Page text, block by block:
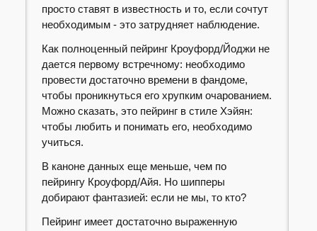
просто ставят в известность и то, если сочтут
необходимым - это затрудняет наблюдение.
Как полноценный пейринг Кроуфорд/Йоджи не
дается первому встречному: необходимо
провести достаточно времени в фандоме,
чтобы проникнуться его хрупким очарованием.
Можно сказать, это пейринг в стиле Хэйян:
чтобы любить и понимать его, необходимо
учиться.
В каноне данных еще меньше, чем по
пейрингу Кроуфорд/Айя. Но шипперы
добирают фантазией: если не мы, то кто?
Пейринг имеет достаточно выраженную